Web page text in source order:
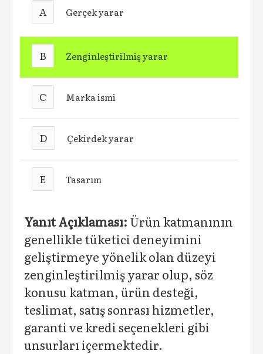
A Gerçek yarar
B Zenginleştirilmiş yarar
C Marka ismi
D Çekirdek yarar
E Tasarım
Yanıt Açıklaması: Ürün katmanının
genellikle tüketici deneyimini
geliştirmeye yönelik olan düzeyi
zenginleştirilmiş yarar olup, söz
konusu katman, ürün desteği,
teslimat, satış sonrası hizmetler,
garanti ve kredi seçenekleri gibi
unsurları içermektedir.